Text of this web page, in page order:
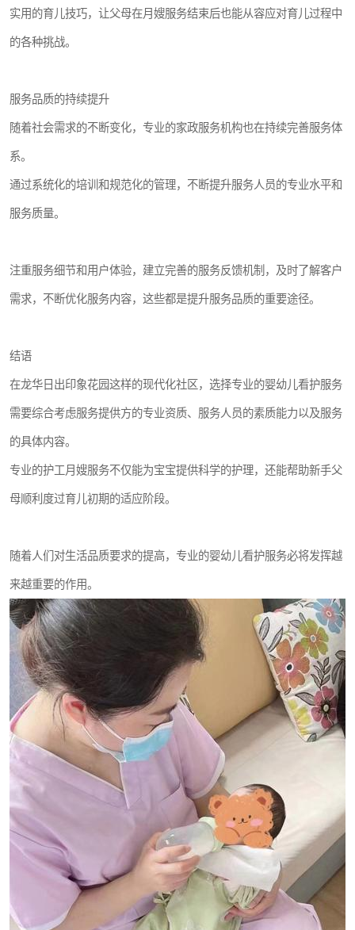
实用的育儿技巧，让父母在月嫂服务结束后也能从容应对育儿过程中
的各种挑战。
服务品质的持续提升
随着社会需求的不断变化，专业的家政服务机构也在持续完善服务体
系。
通过系统化的培训和规范化的管理，不断提升服务人员的专业水平和
服务质量。
注重服务细节和用户体验，建立完善的服务反馈机制，及时了解客户
需求，不断优化服务内容，这些都是提升服务品质的重要途径。
结语
在龙华日出印象花园这样的现代化社区，选择专业的婴幼儿看护服务
需要综合考虑服务提供方的专业资质、服务人员的素质能力以及服务
的具体内容。
专业的护工月嫂服务不仅能为宝宝提供科学的护理，还能帮助新手父
母顺利度过育儿初期的适应阶段。
随着人们对生活品质要求的提高，专业的婴幼儿看护服务必将发挥越
来越重要的作用。